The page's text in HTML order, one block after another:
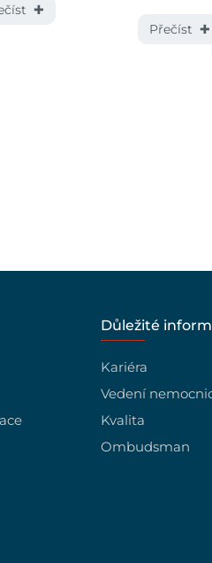
✚
Přečíst ✚
Důležité
Kariéra
Vedení
Kvalita
Ombudsman